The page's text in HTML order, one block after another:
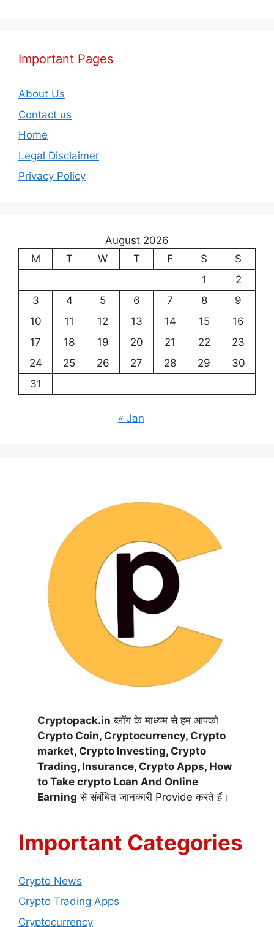
Important Pages
About Us
Contact us
Home
Legal Disclaimer
Privacy Policy
August 2026
M
T W T F S
S
1
2
3
4 5 6 7 8
9
10
11 12 13 14 15
16
17
18 19 20 21 22
23
24
25 26 27 28 29
30
31
« Jan
Cryptopack.in ब्लॉग के माध्यम से हम आपको
Crypto Coin, Cryptocurrency, Crypto
market, Crypto Investing, Crypto
Trading, Insurance, Crypto Apps, How
to Take crypto Loan And Online
Earning से संबंधित जानकारी Provide करते हैं।
Important Categories
Crypto News
Crypto Trading Apps
Cryptocurrency